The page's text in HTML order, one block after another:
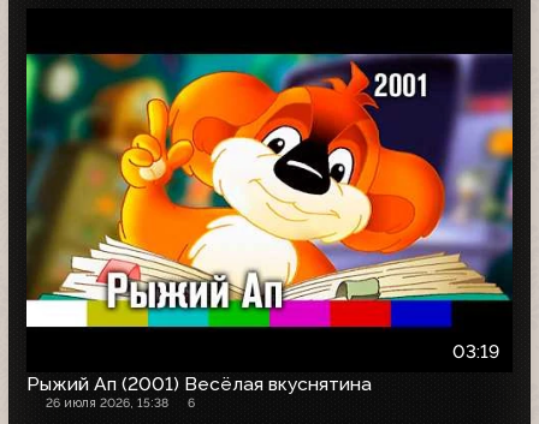
03:19
Рыжий Ап (2001) Весёлая вкуснятина
26 июля 2026, 15:38 6